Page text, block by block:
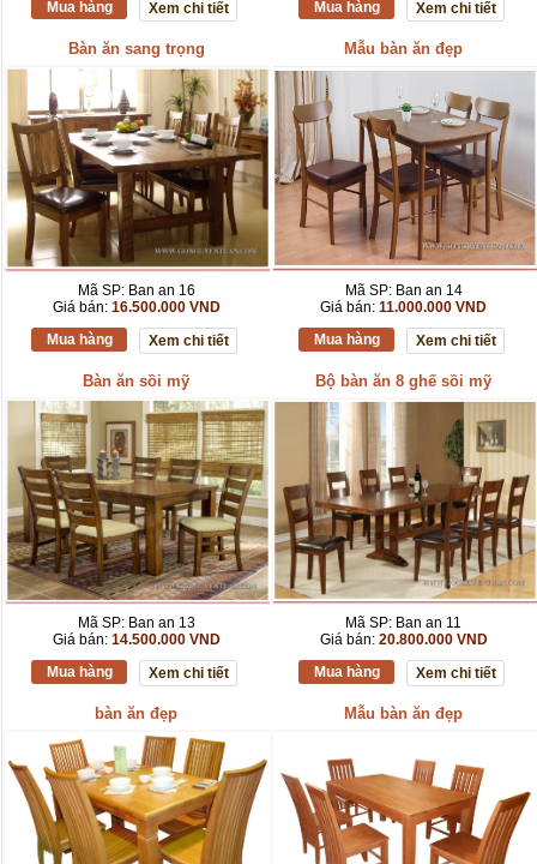
Mua hàng Xem chi tiết Mua hàng Xem chi tiết
Bàn ăn sang trọng
Mã SP: Ban an 16
Giá bán: 16.500.000 VND
Mua hàng
Xem chi tiết
Mẫu bàn ăn đẹp
Mã SP: Ban an 14
Giá bán: 11.000.000 VND
Mua hàng
Xem chi tiết
Bàn ăn sồi mỹ
Mã SP: Ban an 13
Giá bán: 14.500.000 VND
Mua hàng
Xem chi tiết
Bộ bàn ăn 8 ghế sồi mỹ
Mã SP: Ban an 11
Giá bán: 20.800.000 VND
Mua hàng
Xem chi tiết
bàn ăn đẹp Mẫu bàn ăn đẹp